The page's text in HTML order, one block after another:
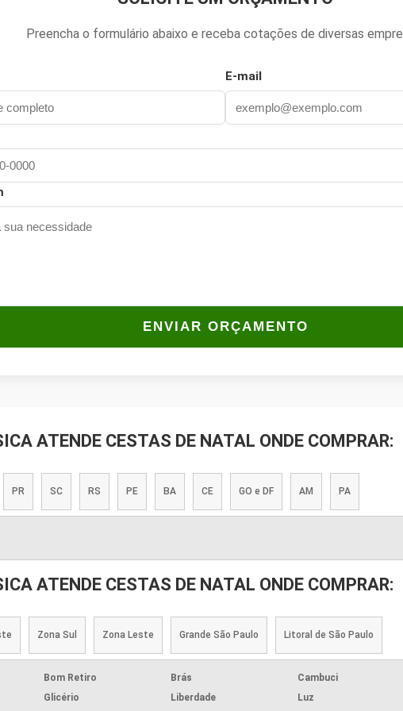
Preencha o formulário abaixo e receba cotações de diversas
E-mail
ENVIAR ORÇAMENTO
ATENDE CESTAS DE NATAL ONDE COMPRAR:
PR SC RS PE BA CE GO e DF AM PA
ATENDE CESTAS DE NATAL ONDE COMPRAR:
Zona Sul Zona Leste Grande São Paulo Litoral de São Paulo
Bom Retiro Brás Cambuci
Glicério Liberdade Luz